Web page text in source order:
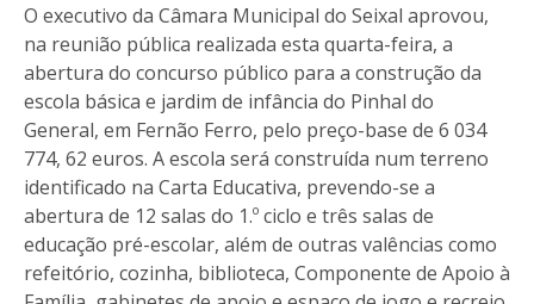
O executivo da Câmara Municipal do Seixal aprovou,
na reunião pública realizada esta quarta-feira, a
abertura do concurso público para a construção da
escola básica e jardim de infância do Pinhal do
General, em Fernão Ferro, pelo preço-base de 6 034
774, 62 euros. A escola será construída num terreno
identificado na Carta Educativa, prevendo-se a
abertura de 12 salas do 1.º ciclo e três salas de
educação pré-escolar, além de outras valências como
refeitório, cozinha, biblioteca, Componente de Apoio à